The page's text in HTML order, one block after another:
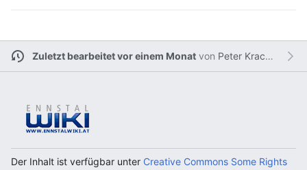
Zuletzt bearbeitet vor einem Monatvon Peter Krackowizer
Der Inhalt ist verfügbar unter Creative Commons Some Rights